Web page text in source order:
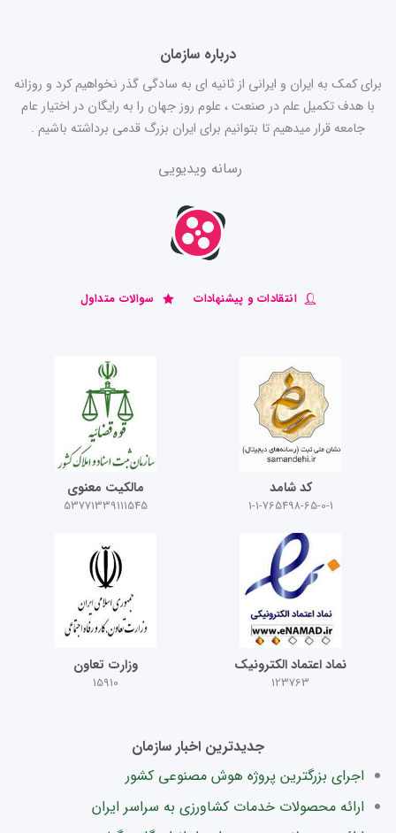
درباره سازمان
برای کمک به ایران و ایرانی از ثانیه ای به سادگی گذر نخواهیم کرد و روزانه
با هدف تکمیل علم در صنعت ، علوم روز جهان را به رایگان در اختیار عام
جامعه قرار میدهیم تا بتوانیم برای ایران بزرگ قدمی برداشته باشیم .
رسانه ویدیویی
انتقادات و پیشنهادات سوالات متداول
کد شامد
1-1-765498-65-0-1
مالکیت معنوی
53771339111545
نماد اعتماد الکترونیک
123763
وزارت تعاون
15910
جدیدترین اخبار سازمان
اجرای بزرگترین پروژه هوش مصنوعی کشور
ارائه محصولات خدمات کشاورزی به سراسر ایران